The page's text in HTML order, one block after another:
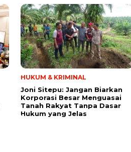
HUKUM & KRIMINAL
Joni Sitepu: Jangan Biarkan
Korporasi Besar Menguasai
Tanah Rakyat Tanpa Dasar
Hukum yang Jelas